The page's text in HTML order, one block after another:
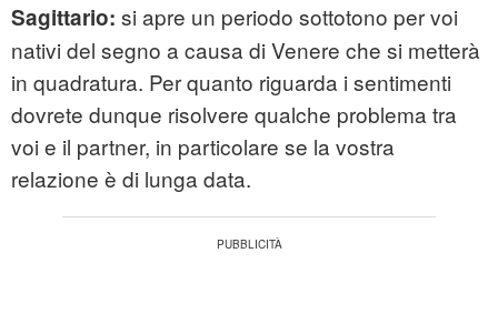
Sagittario: si apre un periodo sottotono per voi
nativi del segno a causa di Venere che si metterà
in quadratura. Per quanto riguarda i sentimenti
dovrete dunque risolvere qualche problema tra
voi e il partner, in particolare se la vostra
relazione è di lunga data.